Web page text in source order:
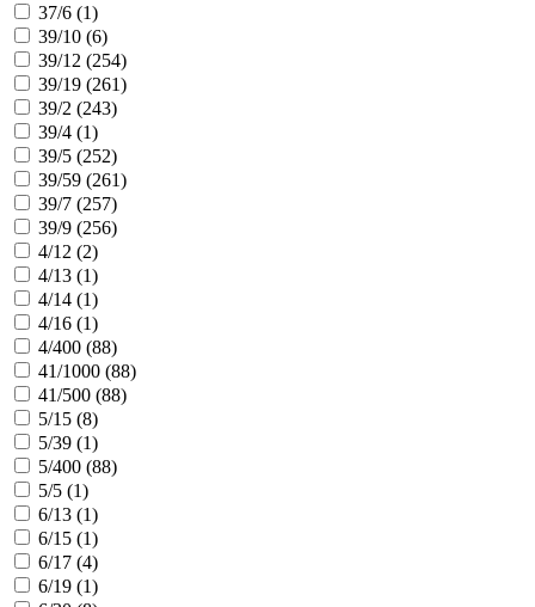
37/6 (1)
39/10 (6)
39/12 (254)
39/19 (261)
39/2 (243)
39/4 (1)
39/5 (252)
39/59 (261)
39/7 (257)
39/9 (256)
4/12 (2)
4/13 (1)
4/14 (1)
4/16 (1)
4/400 (88)
41/1000 (88)
41/500 (88)
5/15 (8)
5/39 (1)
5/400 (88)
5/5 (1)
6/13 (1)
6/15 (1)
6/17 (4)
6/19 (1)